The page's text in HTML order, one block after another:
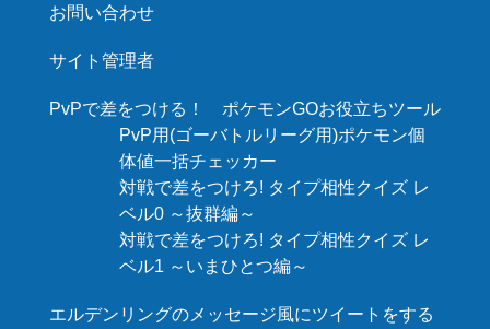
お問い合わせ
サイト管理者
PvPで差をつける！ ポケモンGOお役立ちツール
PvP用(ゴーバトルリーグ用)ポケモン個
体値一括チェッカー
対戦で差をつけろ! タイプ相性クイズ レ
ベル0 ～抜群編～
対戦で差をつけろ! タイプ相性クイズ レ
ベル1 ～いまひとつ編～
エルデンリングのメッセージ風にツイートをする